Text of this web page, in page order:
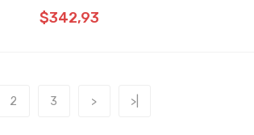
$342,93
2 3 > >|